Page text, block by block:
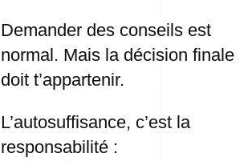
Demander des conseils est
normal. Mais la décision finale
doit t’appartenir.
L’autosuffisance, c’est la
responsabilité :